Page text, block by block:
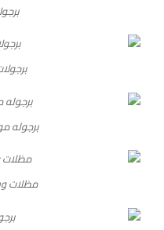
برجوله
مظلات